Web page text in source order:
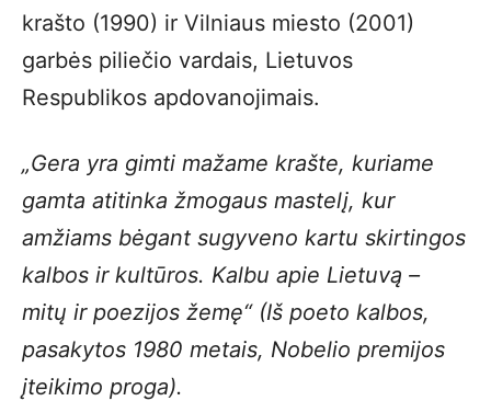
krašto (1990) ir Vilniaus miesto (2001)
garbės piliečio vardais, Lietuvos
Respublikos apdovanojimais.
„Gera yra gimti mažame krašte, kuriame
gamta atitinka žmogaus mastelį, kur
amžiams bėgant sugyveno kartu skirtingos
kalbos ir kultūros. Kalbu apie Lietuvą –
mitų ir poezijos žemę“ (Iš poeto kalbos,
pasakytos 1980 metais, Nobelio premijos
įteikimo proga).